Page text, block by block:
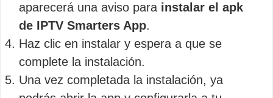
aparecerá una aviso para instalar el apk
de IPTV Smarters App.
Haz clic en instalar y espera a que se
complete la instalación.
Una vez completada la instalación, ya